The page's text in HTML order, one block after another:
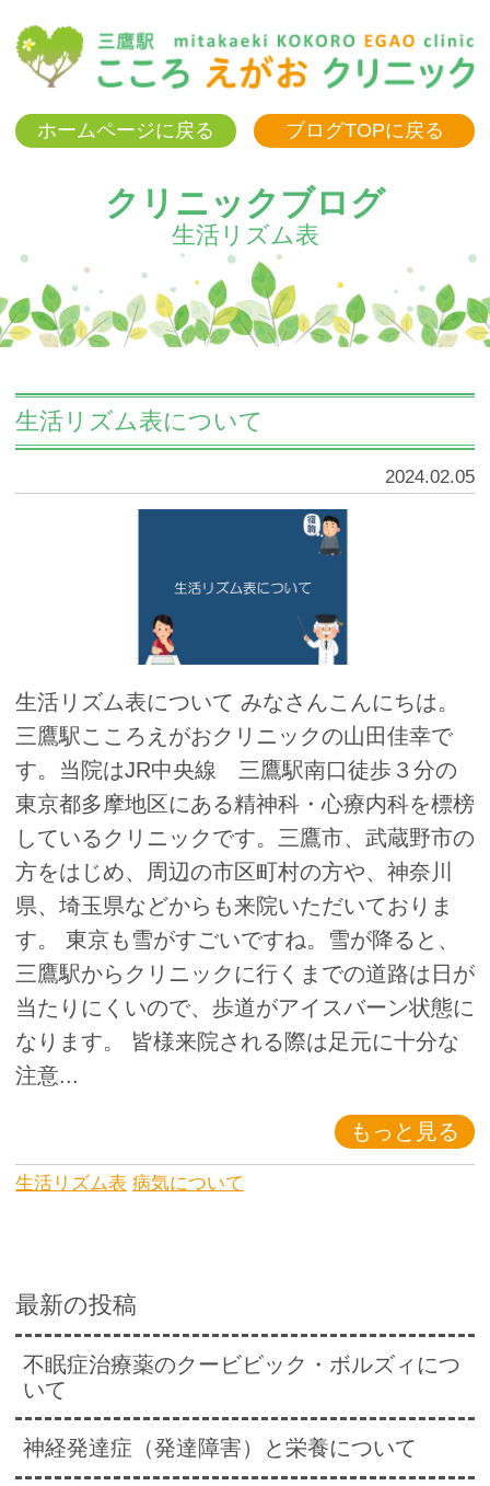
ホームページに戻る ブログTOPに戻る
クリニックブログ
生活リズム表
生活リズム表について
2024.02.05
生活リズム表について みなさんこんにちは。
三鷹駅こころえがおクリニックの山田佳幸で
す。当院はJR中央線 三鷹駅南口徒歩３分の
東京都多摩地区にある精神科・心療内科を標榜
しているクリニックです。三鷹市、武蔵野市の
方をはじめ、周辺の市区町村の方や、神奈川
県、埼玉県などからも来院いただいておりま
す。 東京も雪がすごいですね。雪が降ると、
三鷹駅からクリニックに行くまでの道路は日が
当たりにくいので、歩道がアイスバーン状態に
なります。 皆様来院される際は足元に十分な
注意...
もっと見る
生活リズム表 病気について
最新の投稿
不眠症治療薬のクービビック・ボルズィにつ
いて
神経発達症（発達障害）と栄養について